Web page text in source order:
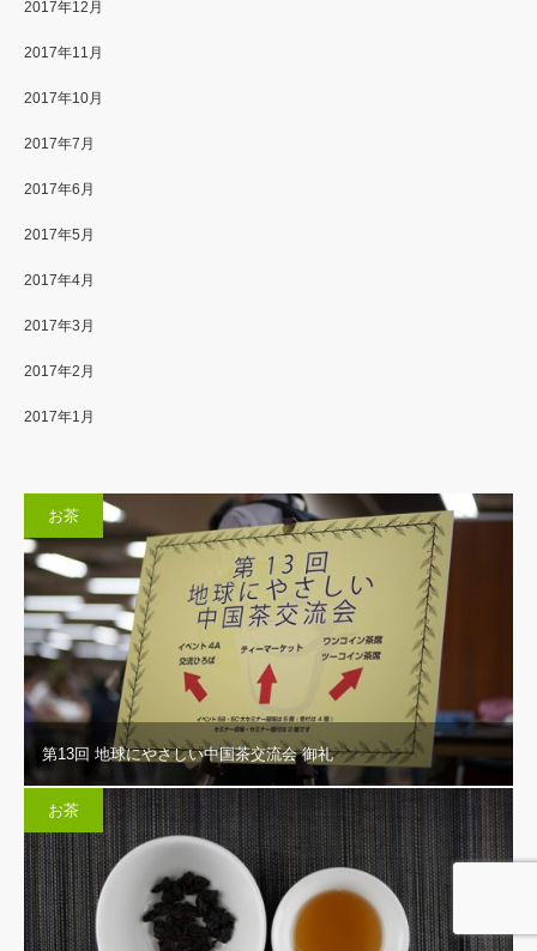
2017年12月
2017年11月
2017年10月
2017年7月
2017年6月
2017年5月
2017年4月
2017年3月
2017年2月
2017年1月
お茶
第13回 地球にやさしい中国茶交流会 御礼
お茶